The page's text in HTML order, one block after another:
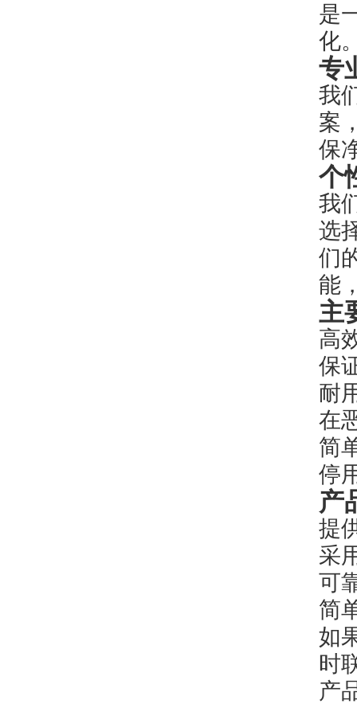
是
化
专
我
案
保
个
我
选
们
能
主
高
保
耐
在
简
停
产
提
采
可
简
如
时
产